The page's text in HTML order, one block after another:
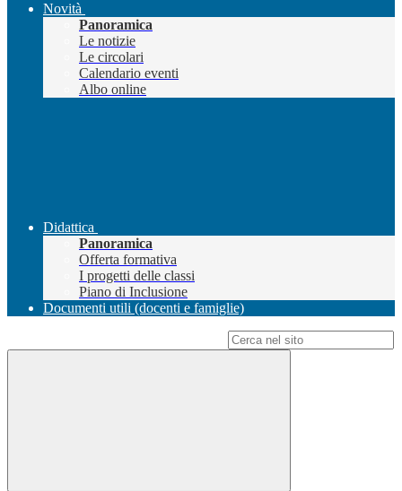
Novità
Panoramica
Le notizie
Le circolari
Calendario eventi
Albo online
Didattica
Panoramica
Offerta formativa
I progetti delle classi
Piano di Inclusione
Documenti utili (docenti e famiglie)